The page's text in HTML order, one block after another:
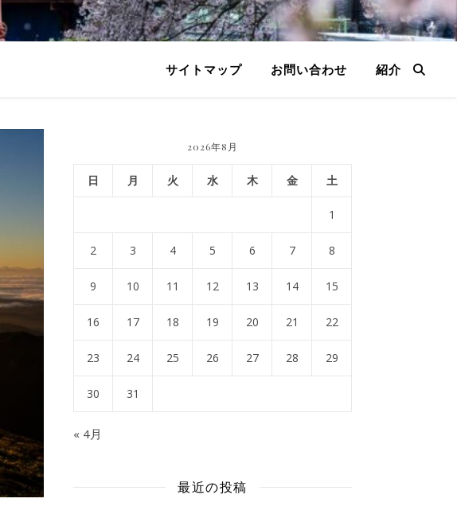
サイトマップ お問い合わせ 紹介
2026年8月
日 月 火 水 木 金 土
1
2 3 4 5 6 7 8
9 10 11 12 13 14 15
16 17 18 19 20 21 22
23 24 25 26 27 28 29
30 31
« 4月
最近の投稿